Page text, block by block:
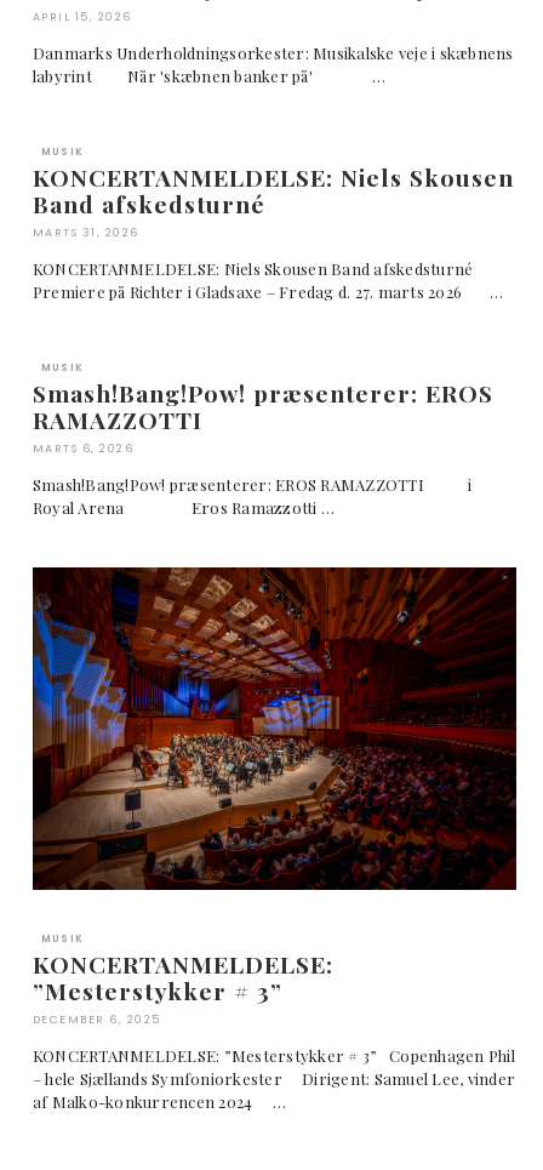
APRIL 15, 2026
Danmarks Underholdningsorkester: Musikalske veje i skæbnens
labyrint Når 'skæbnen banker på' …
MUSIK
KONCERTANMELDELSE: Niels Skousen
Band afskedsturné
MARTS 31, 2026
KONCERTANMELDELSE: Niels Skousen Band afskedsturné
Premiere på Richter i Gladsaxe – Fredag d. 27. marts 2026 …
MUSIK
Smash!Bang!Pow! præsenterer: EROS
RAMAZZOTTI
MARTS 6, 2026
Smash!Bang!Pow! præsenterer: EROS RAMAZZOTTI i
Royal Arena Eros Ramazzotti …
MUSIK
KONCERTANMELDELSE:
”Mesterstykker # 3”
DECEMBER 6, 2025
KONCERTANMELDELSE: ”Mesterstykker # 3” Copenhagen Phil
– hele Sjællands Symfoniorkester Dirigent: Samuel Lee, vinder
af Malko-konkurrencen 2024 …